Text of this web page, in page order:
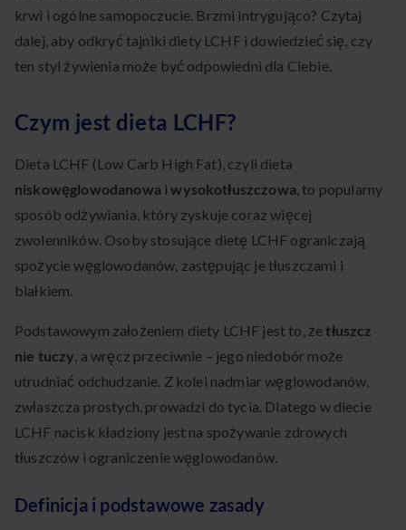
krwi i ogólne samopoczucie. Brzmi intrygująco? Czytaj
dalej, aby odkryć tajniki diety LCHF i dowiedzieć się, czy
ten styl żywienia może być odpowiedni dla Ciebie.
Czym jest dieta LCHF?
Dieta LCHF (Low Carb High Fat), czyli dieta
niskowęglowodanowa iwysokotłuszczowa, to popularny
sposób odżywiania, który zyskuje coraz więcej
zwolenników. Osoby stosujące dietę LCHF ograniczają
spożycie węglowodanów, zastępując je tłuszczami i
białkiem.
Podstawowym założeniem diety LCHF jest to, żetłuszcz
nie tuczy, a wręcz przeciwnie – jego niedobór może
utrudniać odchudzanie. Z kolei nadmiar węglowodanów,
zwłaszcza prostych, prowadzi do tycia. Dlatego w diecie
LCHF nacisk kładziony jest na spożywanie zdrowych
tłuszczów i ograniczenie węglowodanów.
Definicja i podstawowe zasady